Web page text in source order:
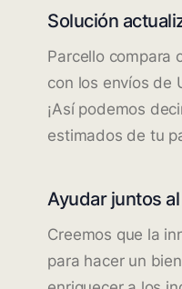
Solución
Parcello compara
con los envíos de
¡Así podemos
estimados de tu
Ayudar juntos
Creemos que la
para hacer un